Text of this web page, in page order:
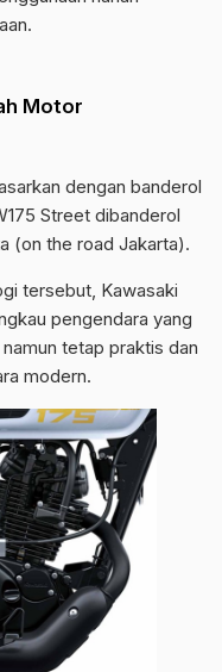
Motor
dengan banderol
Street dibanderol
(on the road Jakarta).
tersebut, Kawasaki
pengendara yang
tetap praktis dan
modern.